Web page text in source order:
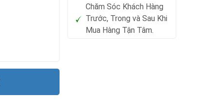
Chăm Sóc Khách Hàng
Trước, Trong và Sau Khi
Mua Hàng Tận Tâm.